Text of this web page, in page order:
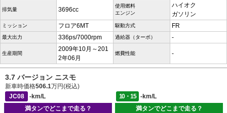
排気量 3696cc
使用燃料
エンジン
ハイオク
ガソリン
ミッション フロア6MT 駆動方式 FR
最大出力 336ps/7000rpm 過給器（ターボ） -
生産期間
2009年10月～201
2年06月
燃費性能 -
3.7 バージョン ニスモ
新車時価格506.1万円(税込)
JC08
-km/L 10・15
-km/L
満タンでどこまで走る？
満タンでどこまで走る？